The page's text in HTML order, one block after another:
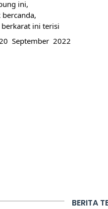
ini,
ini terisi
September  2022
BERITA